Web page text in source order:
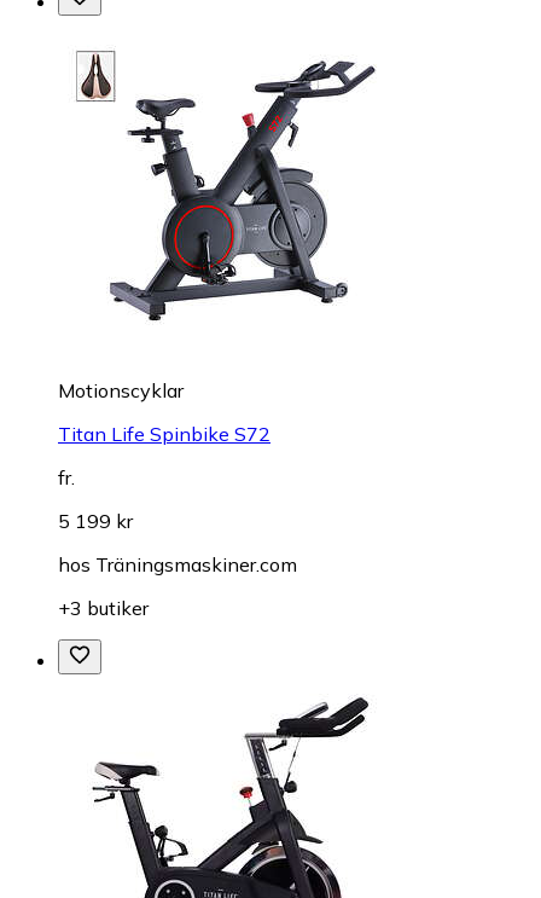
Motionscyklar
Titan Life Spinbike S72
fr.
5 199 kr
hos Träningsmaskiner.com
+3 butiker